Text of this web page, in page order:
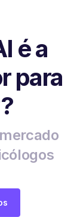
é a
para